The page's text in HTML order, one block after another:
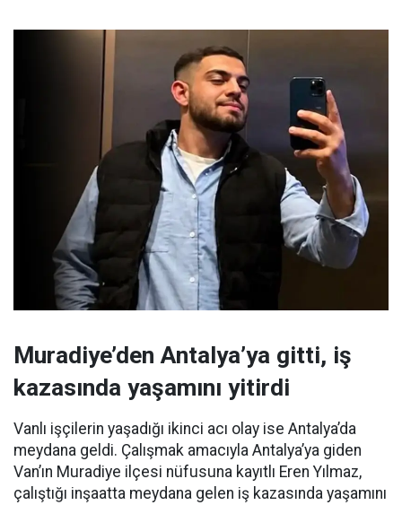
Muradiye’den Antalya’ya gitti, iş
kazasında yaşamını yitirdi
Vanlı işçilerin yaşadığı ikinci acı olay ise Antalya’da
meydana geldi. Çalışmak amacıyla Antalya’ya giden
Van’ın Muradiye ilçesi nüfusuna kayıtlı Eren Yılmaz,
çalıştığı inşaatta meydana gelen iş kazasında yaşamını